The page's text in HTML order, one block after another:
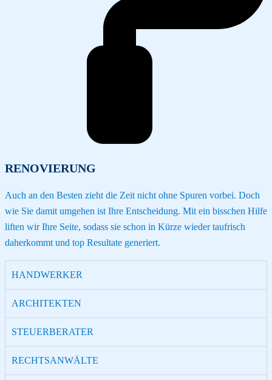
RENOVIERUNG
Auch an den Besten zieht die Zeit nicht ohne Spuren vorbei. Doch
wie Sie damit umgehen ist Ihre Entscheidung. Mit ein bisschen Hilfe
liften wir Ihre Seite, sodass sie schon in Kürze wieder taufrisch
daherkommt und top Resultate generiert.
HANDWERKER
ARCHITEKTEN
STEUERBERATER
RECHTSANWÄLTE